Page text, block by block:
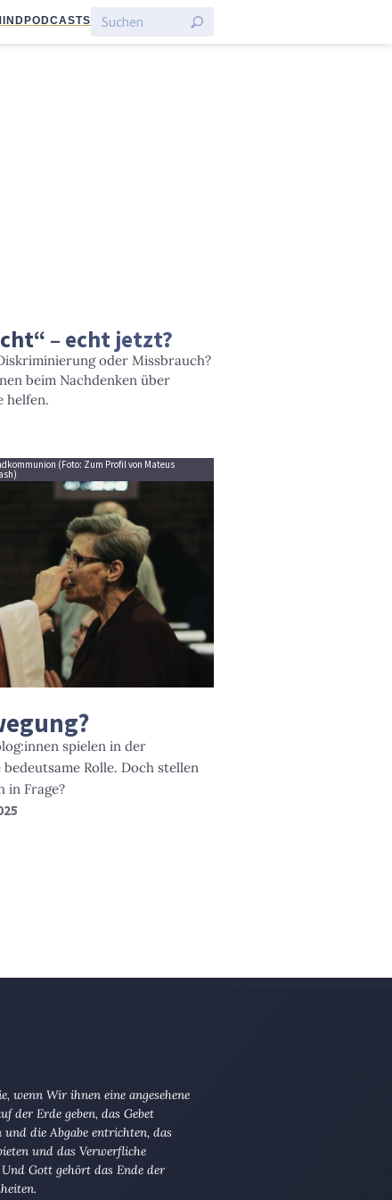
PODCASTS
– echt jetzt?
oder Missbrauch?
beim Nachdenken über
helfen.
(Foto: Zum Profil von Mateus
spielen in der
Rolle. Doch stellen
in Frage?
wenn Wir ihnen eine angesehene
der Erde geben, das Gebet
die Abgabe entrichten, das
und das Verwerfliche
Gott gehört das Ende der